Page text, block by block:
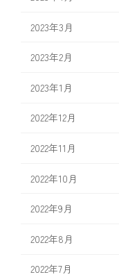
2023年3月
2023年2月
2023年1月
2022年12月
2022年11月
2022年10月
2022年9月
2022年8月
2022年7月